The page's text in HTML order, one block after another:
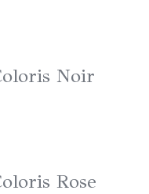
Noir
Rose